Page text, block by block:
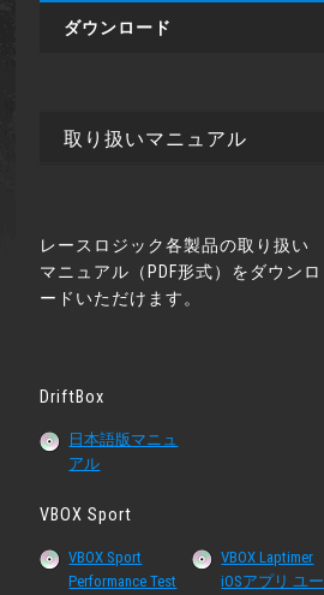
ダウンロード
取り扱いマニュアル
レースロジック各製品の取り扱い
マニュアル（PDF形式）をダウンロ
ードいただけます。
DriftBox
日本語版マニュ
アル
VBOX Sport
VBOX Sport
Performance Test
VBOX Laptimer
iOSアプリ ユー